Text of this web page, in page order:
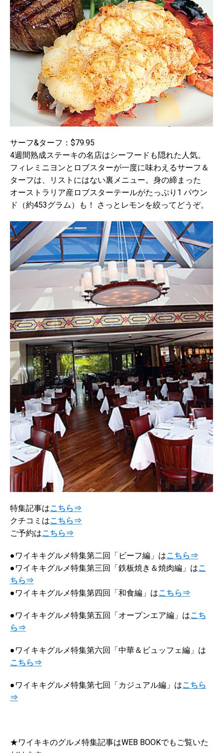
サーフ&ターフ：$79.95
4週間熟成ステーキの名店はシーフードも隠れた人気。
フィレミニヨンとロブスターが一度に味わえるサーフ＆
ターフは、リストにはない裏メニュー。身の締まった
オーストラリア産ロブスターテールがたっぷり1 パウン
ド（約453グラム）も！ さっとレモンを絞ってどうぞ。
特集記事はこちら⇒
クチコミはこちら⇒
ご予約はこちら⇒
●ワイキキグルメ特集第二回「ビーフ編」はこちら⇒
●ワイキキグルメ特集第三回「鉄板焼き＆焼肉編」はこ
ちら⇒
●ワイキキグルメ特集第四回「和食編」はこちら⇒
●ワイキキグルメ特集第五回「オープンエア編」はこち
ら⇒
●ワイキキグルメ特集第六回「中華＆ビュッフェ編」は
こちら⇒
●ワイキキグルメ特集第七回「カジュアル編」はこちら
⇒
★ワイキキのグルメ特集記事はWEB BOOKでもご覧いた